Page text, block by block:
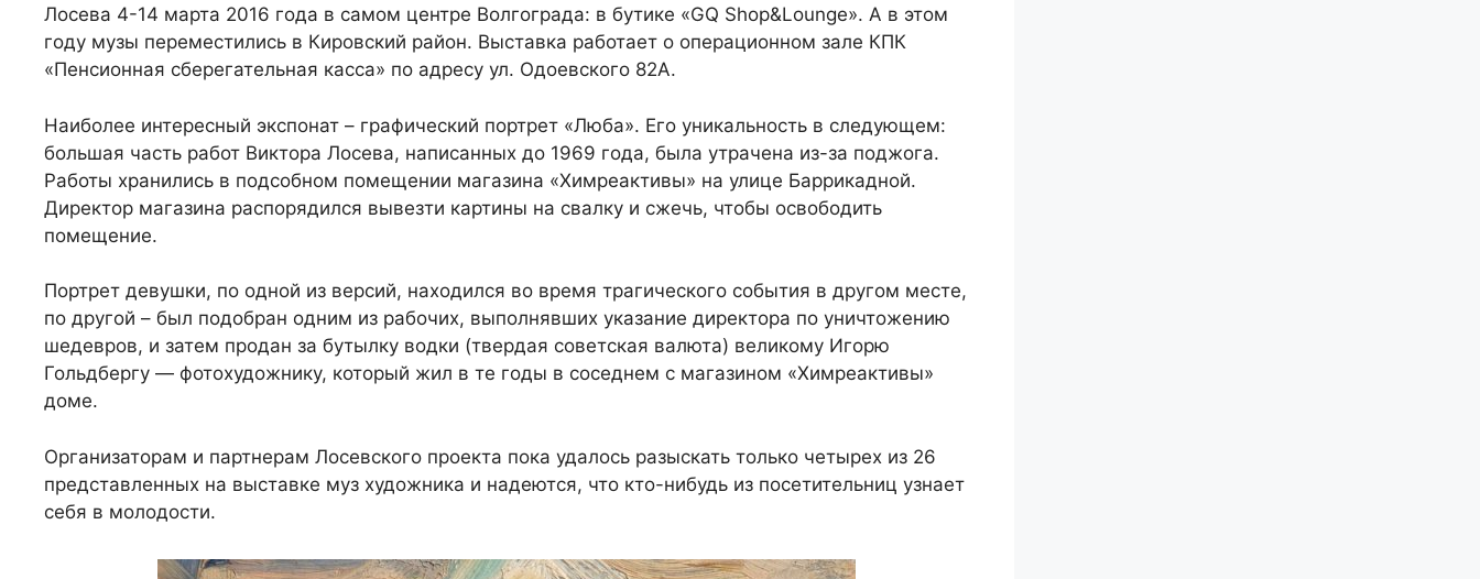
Лосева 4-14 марта 2016 года в самом центре Волгограда: в бутике «GQ Shop&Lounge». А в этом
году музы переместились в Кировский район. Выставка работает о операционном зале КПК
«Пенсионная сберегательная касса» по адресу ул. Одоевского 82А.
Наиболее интересный экспонат – графический портрет «Люба». Его уникальность в следующем:
большая часть работ Виктора Лосева, написанных до 1969 года, была утрачена из-за поджога.
Работы хранились в подсобном помещении магазина «Химреактивы» на улице Баррикадной.
Директор магазина распорядился вывезти картины на свалку и сжечь, чтобы освободить
помещение.
Портрет девушки, по одной из версий, находился во время трагического события в другом месте,
по другой – был подобран одним из рабочих, выполнявших указание директора по уничтожению
шедевров, и затем продан за бутылку водки (твердая советская валюта) великому Игорю
Гольдбергу — фотохудожнику, который жил в те годы в соседнем с магазином «Химреактивы»
доме.
Организаторам и партнерам Лосевского проекта пока удалось разыскать только четырех из 26
представленных на выставке муз художника и надеются, что кто-нибудь из посетительниц узнает
себя в молодости.